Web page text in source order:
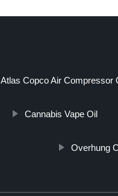
Atlas Copco Air Compressor
Cannabis Vape Oil
Overhung